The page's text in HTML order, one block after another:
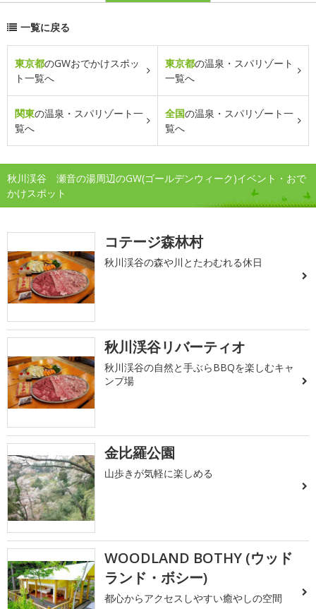
一覧に戻る
東京都のGWおでかけスポッ
ト一覧へ
東京都の温泉・スパリゾート
一覧へ
関東の温泉・スパリゾート一
覧へ
全国の温泉・スパリゾート一
覧へ
秋川渓谷 瀬音の湯周辺のGW(ゴールデンウィーク)イベント・おで
かけスポット
コテージ森林村
秋川渓谷の森や川とたわむれる休日
秋川渓谷リバーティオ
秋川渓谷の自然と手ぶらBBQを楽しむキャ
ンプ場
金比羅公園
山歩きが気軽に楽しめる
WOODLAND BOTHY (ウッド
ランド・ボシー)
都心からアクセスしやすい癒やしの空間